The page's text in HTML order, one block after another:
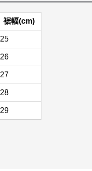
裾幅(cm)
25
26
27
28
29